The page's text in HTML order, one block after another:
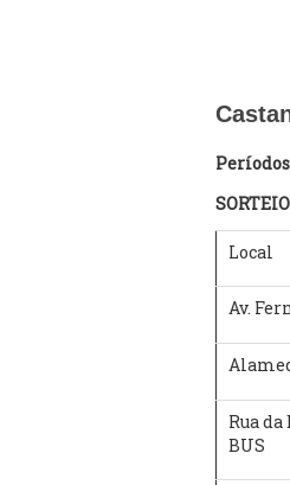
SORTEIO
Local
Av.
Rua
BUS